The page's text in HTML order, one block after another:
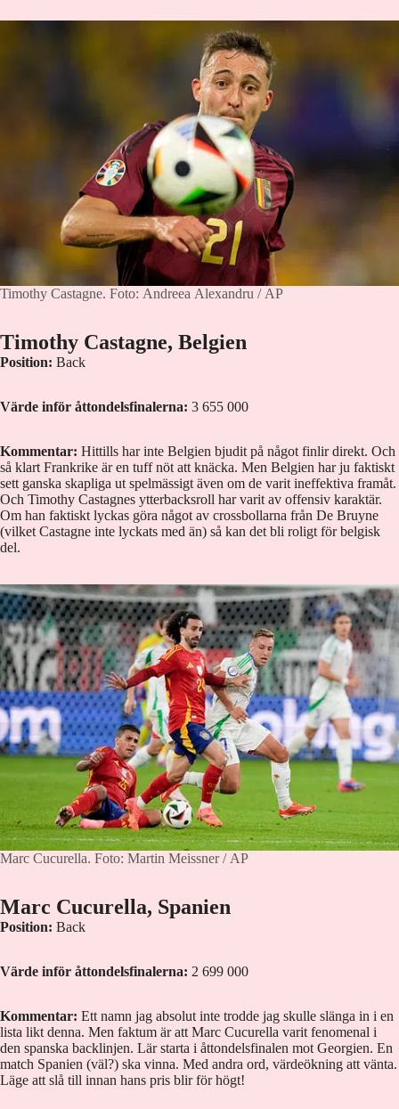
Timothy Castagne. Foto: Andreea Alexandru / AP
Timothy Castagne, Belgien
Position: Back
Värde inför åttondelsfinalerna: 3 655 000
Kommentar: Hittills har inte Belgien bjudit på något finlir direkt. Och
så klart Frankrike är en tuff nöt att knäcka. Men Belgien har ju faktiskt
sett ganska skapliga ut spelmässigt även om de varit ineffektiva framåt.
Och Timothy Castagnes ytterbacksroll har varit av offensiv karaktär.
Om han faktiskt lyckas göra något av crossbollarna från De Bruyne
(vilket Castagne inte lyckats med än) så kan det bli roligt för belgisk
del.
Marc Cucurella. Foto: Martin Meissner / AP
Marc Cucurella, Spanien
Position: Back
Värde inför åttondelsfinalerna: 2 699 000
Kommentar: Ett namn jag absolut inte trodde jag skulle slänga in i en
lista likt denna. Men faktum är att Marc Cucurella varit fenomenal i
den spanska backlinjen. Lär starta i åttondelsfinalen mot Georgien. En
match Spanien (väl?) ska vinna. Med andra ord, värdeökning att vänta.
Läge att slå till innan hans pris blir för högt!